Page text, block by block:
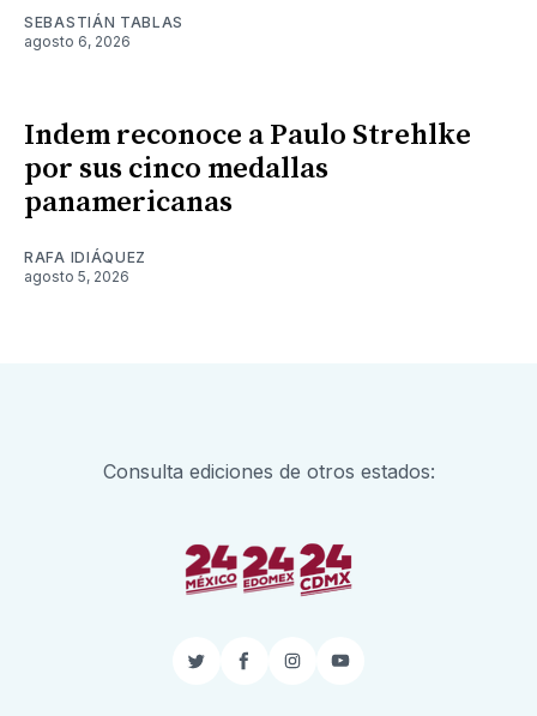
SEBASTIÁN TABLAS
agosto 6, 2026
Indem reconoce a Paulo Strehlke
por sus cinco medallas
panamericanas
RAFA IDIÁQUEZ
agosto 5, 2026
Consulta ediciones de otros estados:
TwitterFacebook
InstagramYouTube